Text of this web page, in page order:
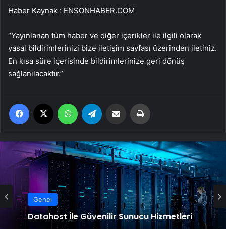
Haber Kaynak : ENSONHABER.COM
“Yayınlanan tüm haber ve diğer içerikler ile ilgili olarak
yasal bildirimlerinizi bize iletişim sayfası üzerinden iletiniz.
En kısa süre içerisinde bildirimlerinize geri dönüş
sağlanılacaktır.”
Facebook WhatsApp Email'den paylaş
Genel
Datahost İle Güvenilir Sunucu Hizmetleri